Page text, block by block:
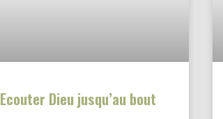
Ecouter Dieu jusqu’au bout